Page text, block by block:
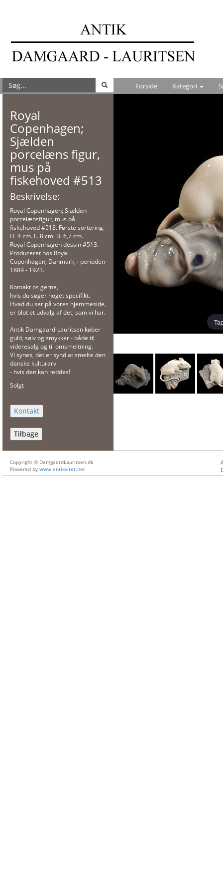
Forside Kategori
Royal
Copenhagen;
Sjælden
porcelæns figur,
mus på
fiskehoved #513
Beskrivelse:
Royal Copenhagen; Sjælden
porcelænsfigur, mus på
fiskehoved #513. Første sortering.
H. 4 cm. L. 8 cm. B. 6,7 cm.
Royal Copenhagen dessin #513.
Produceret hos Royal
Copenhagen, Danmark, i perioden
1889 - 1923.
Kontakt os gerne,
hvis du søger noget specifikt.
Hvad du ser på vores hjemmeside,
er blot et udvalg af det, som vi har.
Antik Damgaard-Lauritsen køber
guld, sølv og smykker - både til
videresalg og til omsmeltning.
Vi synes, det er synd at smelte den
danske kulturarv
- hvis den kan reddes!
Solgt
Tilbage
Copyright © DamgaardLauritsen.dk
Powered by www.antikvitet.net